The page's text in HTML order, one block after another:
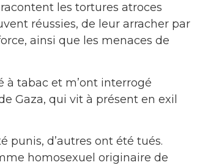
les tortures atroces
réussies, de leur arracher par
ainsi que les menaces de
à tabac et m’ont interrogé
Gaza, qui vit à présent en exil
punis, d’autres ont été tués.
homosexuel originaire de